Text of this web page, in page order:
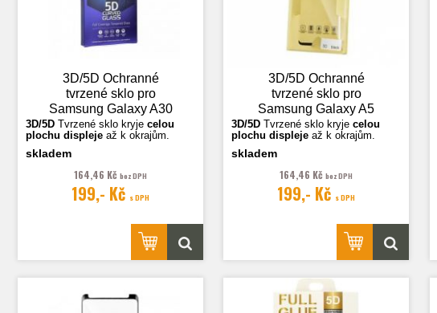
3D/5D Ochranné
tvrzené sklo pro
Samsung Galaxy A30
(A305), černá
3D/5D Tvrzené sklo kryjecelou
plochu displejeaž k okrajům.
Fotografie jsou ilustrační.
skladem
164,46 Kčbez DPH
199,- Kč s DPH
3D/5D Ochranné
tvrzené sklo pro
Samsung Galaxy A5
2017 (A520), bílá
3D/5D Tvrzené sklo kryjecelou
plochu displejeaž k okrajům.
Fotografie jsou ilustrační.
skladem
164,46 Kčbez DPH
199,- Kč s DPH